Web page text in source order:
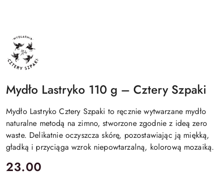
4SZPAKI
Mydło Lastryko 110 g – Cztery Szpaki
Mydło Lastryko Cztery Szpaki to ręcznie wytwarzane mydło
naturalne metodą na zimno, stworzone zgodnie z ideą zero
waste. Delikatnie oczyszcza skórę, pozostawiając ją miękką,
gładką i przyciąga wzrok niepowtarzalną, kolorową mozaiką.
cena:
23.00